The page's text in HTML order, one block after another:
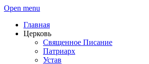
Open menu
Главная
Церковь
Священное Писание
Патриарх
Устав